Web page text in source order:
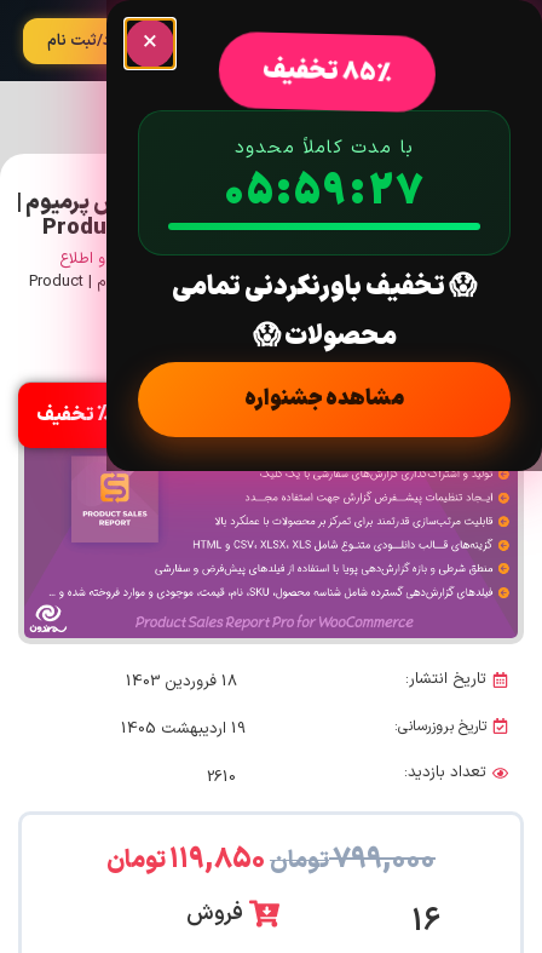
×
85% تخفیف
با مدت کاملاً محدود
05:59:26
😱 تخفیف باورنکردنی تمامی
محصولات 😱
مشاهده جشنواره
آپدیت ورود/ثبت نام
افزونه گزارش فروش های محصول برای ووکامرس پرمیوم |
Product Sales Report Pro for WooCommerce
خانه/افزونه/ووکامرس/مدیریت فروشگاه/گزارش دهی و اطلاع
رسانی
/ افزونه گزارش فروش های محصول برای ووکامرس پرمیوم | Product
Sales Report Pro for WooCommerce
نسخه: 2.2.50
%85 تخفیف
تاریخ انتشار: 18 فروردین 1403
تاریخ بروزرسانی:
19 اردیبهشت 1405
تعداد بازدید:
2610
۷۹۹,۰۰۰تومان۱۱۹,۸۵۰تومان
16 فروش